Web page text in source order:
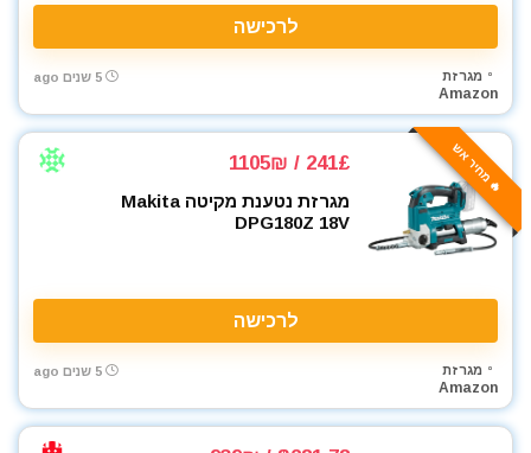
מלטשת / משייפת
מלטשת אקסצנטרית
מלטשת מרובעת
מלטשת סרט
מסור אנכי
מסור גבהים
מסור גרונג
מסור חרב
מסור סרט
מסור עגול
לרכישה
מגרזת
Amazon
5 שנים ago
🔥 מחיר אש 241£ / 1105₪
מגרזת נטענת מקיטה Makita
DPG180Z 18V
לרכישה
מגרזת
Amazon
5 שנים ago